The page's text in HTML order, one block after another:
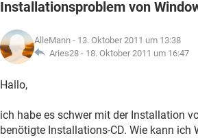
Installationsproblem von
AlleMann - 13. Oktober 2011 um 13:38
Aries28 - 18. Oktober 2011 um 16:47
Hallo,
ich habe es schwer mit der Installation
benötigte Installations-CD. Wie kann